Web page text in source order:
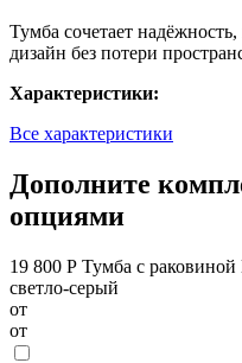
Тумба сочетает
дизайн без потери
Характеристики:
Все характеристики
Дополните
опциями
19 800 Р Тумба с
светло-серый
от
от